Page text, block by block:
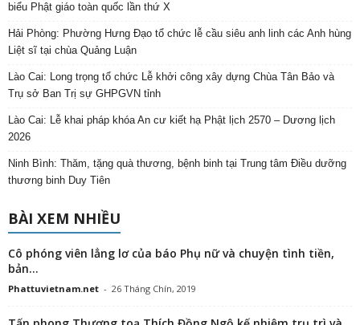
biểu Phật giáo toàn quốc lần thứ X
Hải Phòng: Phường Hưng Đạo tổ chức lễ cầu siêu anh linh các Anh hùng
Liệt sĩ tại chùa Quảng Luận
Lào Cai: Long trọng tổ chức Lễ khởi công xây dựng Chùa Tân Bảo và
Trụ sở Ban Trị sự GHPGVN tỉnh
Lào Cai: Lễ khai pháp khóa An cư kiết hạ Phật lịch 2570 – Dương lịch
2026
Ninh Bình: Thăm, tặng quà thương, bệnh binh tại Trung tâm Điều dưỡng
thương binh Duy Tiên
BÀI XEM NHIỀU
Cô phóng viên lẳng lơ của báo Phụ nữ và chuyện tình tiền,
bản...
Phattuvietnam.net - 26 Tháng Chín, 2019